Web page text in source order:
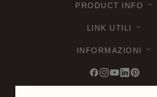
PRODUCT INFO
LINK UTILI
INFORMAZIONI